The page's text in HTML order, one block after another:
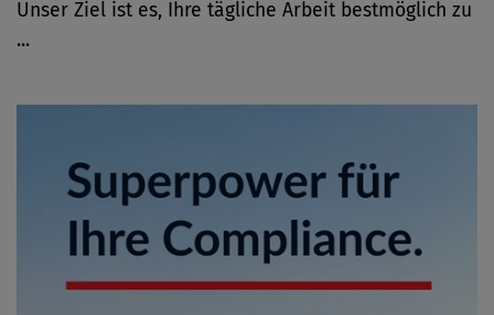
Unser Ziel ist es, Ihre tägliche Arbeit bestmöglich zu
...